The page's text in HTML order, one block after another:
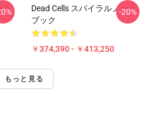
ト
Dead Cells スパイラルノート
ブック
￥374,390 - ￥413,250
-20%
もっと見る